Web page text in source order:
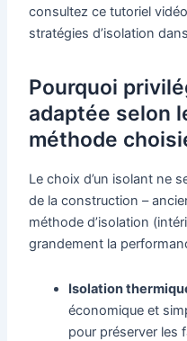
consultez ce tutoriel
stratégies d’isolation
Pourquoi
adaptée selon
méthode
Le choix d’un isolant ne
de la construction –
méthode d’isolation
grandement la
Isolation
économique et
pour préserver les